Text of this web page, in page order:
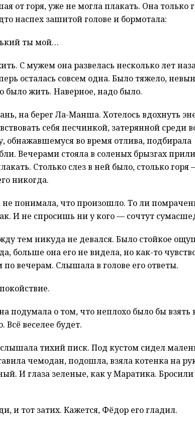
от горя, уже не могла плакать. Она только
наспех зашитой голове и бормотала:
ты мой…
С мужем она развелась несколько лет
осталась совсем одна. Было тяжело,
было жить. Наверное, надо было.
на берег Ла-Манша. Хотелось вдохнуть
себя песчинкой, затерянной среди
обнажавшемуся во время отлива, подбирала
Вечерами стояла в соленых брызгах
Столько слез в ней было, столько горя
никогда.
понимала, что произошло. То ли
И не спросишь ни у кого — сочтут
тем никуда не девался. Было стойкое
больше она его не видела, но как-то
по вечерам. Слышала в голове его ответы.
подумала о том, что неплохо было бы взять
веселее будет.
тихий писк. Под кустом сидел
чемодан, подошла, взяла котенка на
И глаза зеленые, как у Маратика. Бросили
и тот затих. Кажется, Фёдор его гладил.